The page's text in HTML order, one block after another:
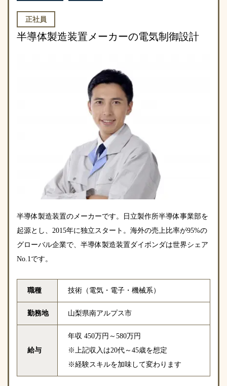
正社員
半導体製造装置メーカーの電気制御設計
半導体製造装置のメーカーです。日立製作所半導体事業部を
起源とし、2015年に独立スタート。海外の売上比率が95%の
グローバル企業で、半導体製造装置ダイボンダは世界シェア
No.1です。
職種 技術（電気・電子・機械系）
勤務地 山梨県南アルプス市
給与
年収 450万円～580万円
※上記収入は20代～45歳を想定
※経験スキルを加味して変わります